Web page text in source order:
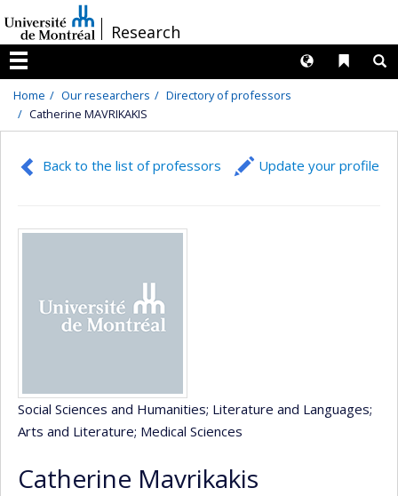
au
contenu
/Research
Menu
Liens
Langues
Home Our researchers
Directory of professors
Catherine MAVRIKAKIS
Back to the list of professors Update your profile
Social Sciences and Humanities; Literature and Languages;
Arts and Literature; Medical Sciences
Catherine Mavrikakis